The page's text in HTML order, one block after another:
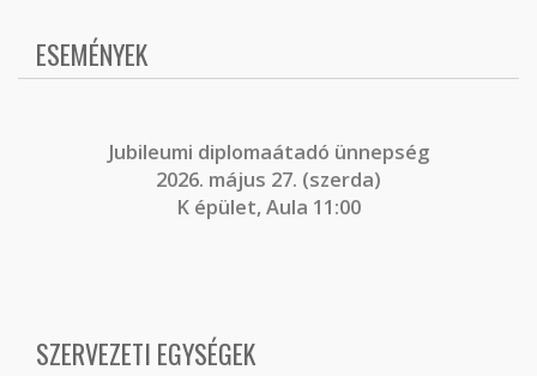
ESEMÉNYEK
Jubileumi diplomaátadó ünnepség
2026. május 27. (szerda)
K épület, Aula 11:00
SZERVEZETI EGYSÉGEK